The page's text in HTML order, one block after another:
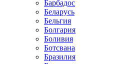
Барбадос
Беларусь
Бельгия
Болгария
Боливия
Ботсвана
Бразилия